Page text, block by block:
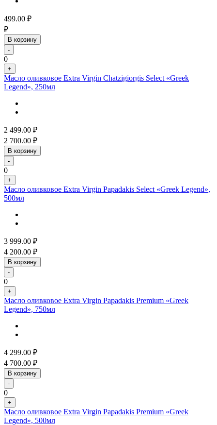
499.00 ₽
₽
В корзину
-
0
+
Масло оливковое Extra Virgin Chatzigiorgis Select «Greek
Legend», 250мл
2 499.00 ₽
2 700.00 ₽
В корзину
-
0
+
Масло оливковое Extra Virgin Papadakis Select «Greek Legend»,
500мл
3 999.00 ₽
4 200.00 ₽
В корзину
-
0
+
Масло оливковое Extra Virgin Papadakis Premium «Greek
Legend», 750мл
4 299.00 ₽
4 700.00 ₽
В корзину
-
0
+
Масло оливковое Extra Virgin Papadakis Premium «Greek
Legend», 500мл